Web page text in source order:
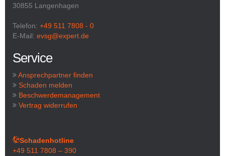
30855 Langenhagen
Telefon: +49 511 7808 - 0
E-Mail: evsg@expert.de
Service
Ansprechpartner finden
Schaden melden
Beschwerdemanagement
Vertrag widerrufen
Schadenhotline
+49 511 7808 – 390